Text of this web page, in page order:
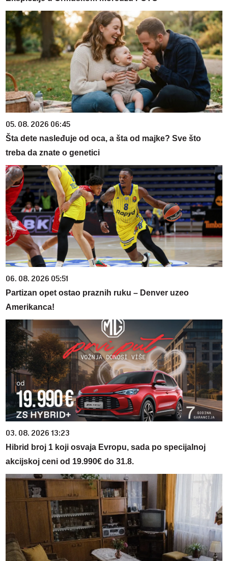
05. 08. 2026 06:45
Šta dete nasleđuje od oca, a šta od majke? Sve što
treba da znate o genetici
06. 08. 2026 05:51
Partizan opet ostao praznih ruku – Denver uzeo
Amerikanca!
03. 08. 2026 13:23
Hibrid broj 1 koji osvaja Evropu, sada po specijalnoj
akcijskoj ceni od 19.990€ do 31.8.